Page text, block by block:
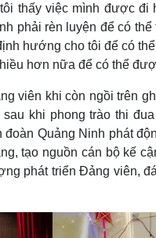
thấy việc mình được
phải rèn luyện để có
hướng cho tôi để có
hơn nữa để có thể
viên khi còn ngồi trên
khi phong trào thi
Quảng Ninh phát
tạo nguồn cán bộ kế
phát triển Đảng viên,